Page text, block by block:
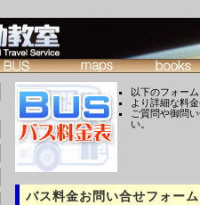
以下のフォー
より詳細な料
ご質問や御問
い。
バス料金お問い合せフォーム